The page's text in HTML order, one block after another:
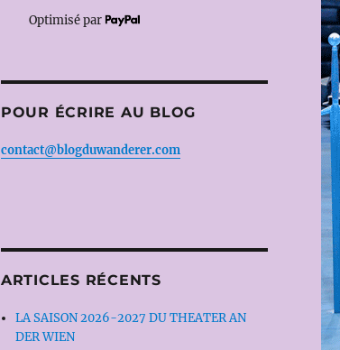
Optimisé par
POUR ÉCRIRE AU BLOG
contact@blogduwanderer.com
ARTICLES RÉCENTS
LA SAISON 2026-2027 DU THEATER AN
DER WIEN